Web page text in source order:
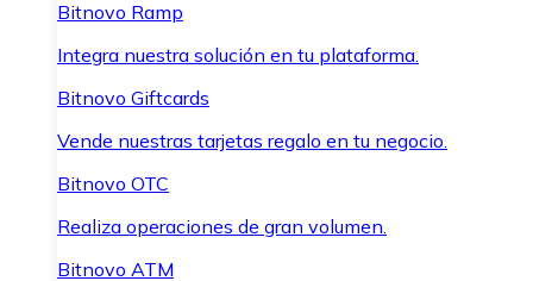
Bitnovo Ramp
Integra nuestra solución en tu plataforma.
Bitnovo Giftcards
Vende nuestras tarjetas regalo en tu negocio.
Bitnovo OTC
Realiza operaciones de gran volumen.
Bitnovo ATM